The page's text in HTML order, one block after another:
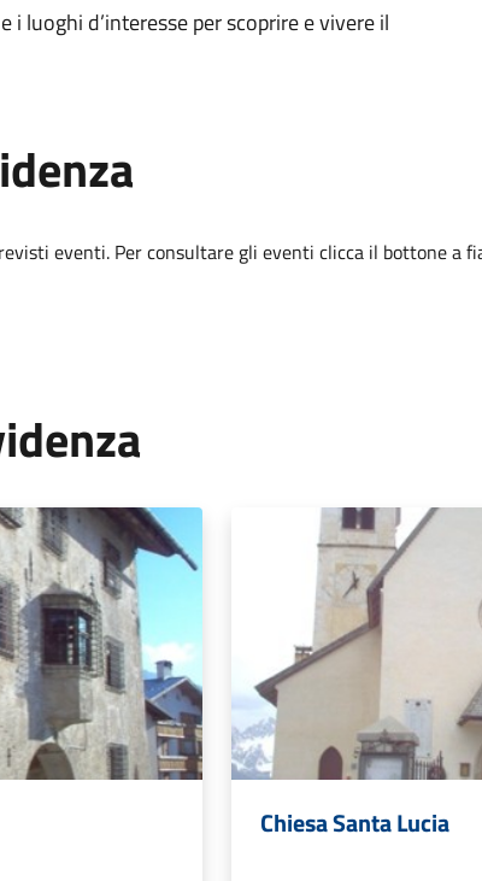
i luoghi d’interesse per scoprire e vivere il
eventi. Per consultare gli eventi clicca il bottone a
Chiesa Santa Lucia